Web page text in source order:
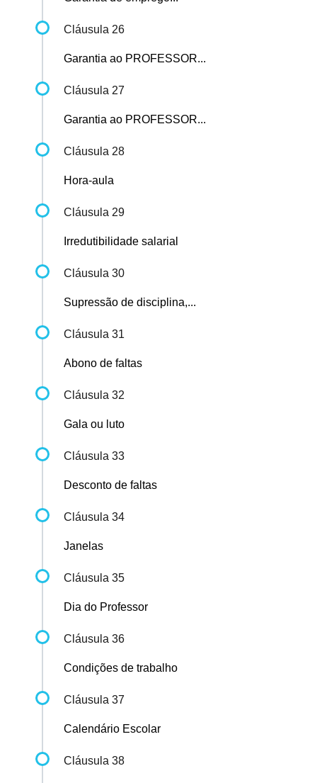
Cláusula 26
Garantia ao PROFESSOR...
Cláusula 27
Garantia ao PROFESSOR...
Cláusula 28
Hora-aula
Cláusula 29
Irredutibilidade salarial
Cláusula 30
Supressão de disciplina,...
Cláusula 31
Abono de faltas
Cláusula 32
Gala ou luto
Cláusula 33
Desconto de faltas
Cláusula 34
Janelas
Cláusula 35
Dia do Professor
Cláusula 36
Condições de trabalho
Cláusula 37
Calendário Escolar
Cláusula 38